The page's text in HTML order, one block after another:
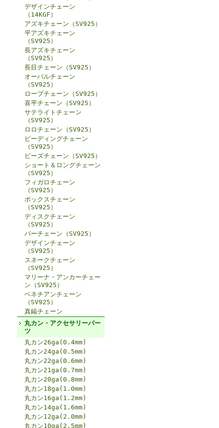
デザインチェーン
（14KGF）
アズキチェーン（SV925）
平アズキチェーン
（SV925）
長アズキチェーン
（SV925）
長目チェーン（SV925）
オーバルチェーン
（SV925）
ロープチェーン（SV925）
喜平チェーン（SV925）
サテライトチェーン
（SV925）
ロロチェーン（SV925）
ビーディングチェーン
（SV925）
ビーズチェーン（SV925）
ショート＆ロングチェーン
（SV925）
フィガロチェーン
（SV925）
ボックスチェーン
（SV925）
ディスクチェーン
（SV925）
バーチェーン（SV925）
デザインチェーン
（SV925）
スネークチェーン
（SV925）
マリーナ・アンカーチェー
ン（SV925）
ベネチアンチェーン
（SV925）
真鍮チェーン
丸カン・アクセサリーパー
ツ
丸カン26ga(0.4mm)
丸カン24ga(0.5mm)
丸カン22ga(0.6mm)
丸カン21ga(0.7mm)
丸カン20ga(0.8mm)
丸カン18ga(1.0mm)
丸カン16ga(1.2mm)
丸カン14ga(1.6mm)
丸カン12ga(2.0mm)
丸カン10ga(2.5mm)